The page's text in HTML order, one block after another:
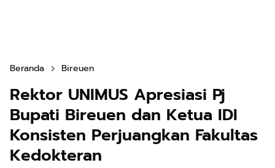
Beranda Bireuen
Rektor UNIMUS Apresiasi Pj
Bupati Bireuen dan Ketua IDI
Konsisten Perjuangkan Fakultas
Kedokteran